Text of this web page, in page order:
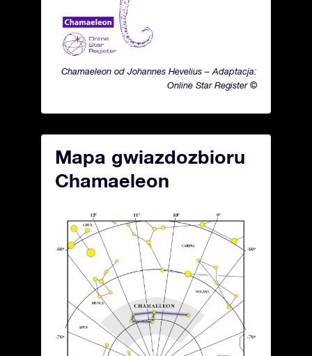
Chamaeleon od Johannes Hevelius – Adaptacja:
Online Star Register ©
Mapa gwiazdozbioru
Chamaeleon